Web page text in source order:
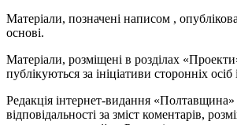
Матеріали, позначені написом ,
основі.
Матеріали, розміщені в розділах
публікуються за ініціативи сторонніх
Редакція інтернет-видання «Полтавщина»
відповідальності за зміст коментарів,